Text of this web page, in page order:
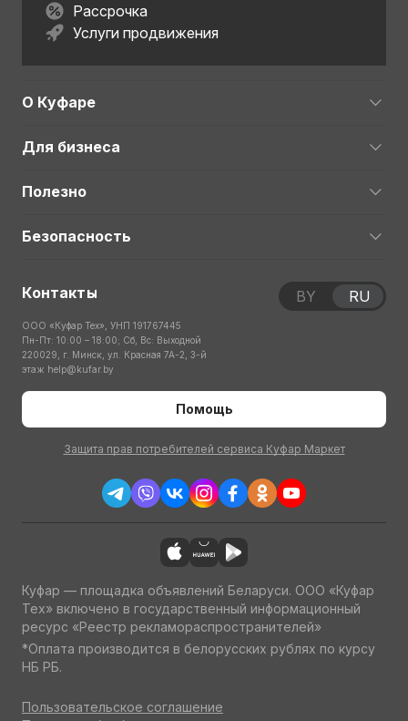
Рассрочка
Услуги продвижения
О Куфаре
Для бизнеса
Полезно
Безопасность
Контакты
ООО «Куфар Тех», УНП 191767445
Пн-Пт: 10:00 – 18:00; Сб, Вс: Выходной
220029, г. Минск, ул. Красная 7А-2, 3-й
этаж help@kufar.by
Помощь
Защита прав потребителей сервиса Куфар Маркет
BY RU
Куфар — площадка объявлений Беларуси. ООО «Куфар
Тех» включено в государственный информационный
ресурс «Реестр рекламораспространителей»
*Оплата производится в белорусских рублях по курсу
НБ РБ.
Пользовательское соглашение